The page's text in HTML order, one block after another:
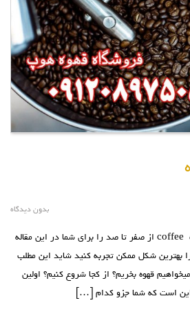
بدون دیدگاه
شناخت و خرید قهوه خرید قهوه coffee از صفر تا صد را برای شما در این مقاله
را بهترین شکل ممکن تجربه کنید شايد اين مطلب
قهوه بخريم؟ از کجا شروع کنيم؟ اولين
است که شما جزو کدام […]